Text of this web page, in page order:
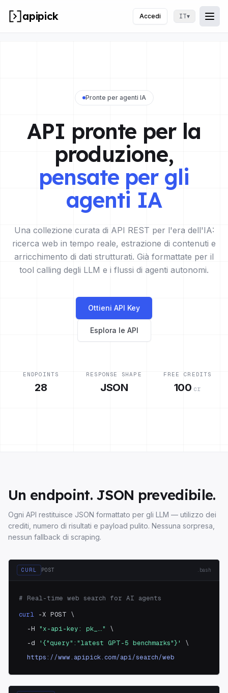
apipick Accedi IT▾
Apri
Pronte per agenti IA
API pronte per la
produzione,
pensate per gli
agenti IA
Una collezione curata di API REST per l'era dell'IA:
ricerca web in tempo reale, estrazione di contenuti e
arricchimento di dati strutturati. Già formattate per il
tool calling degli LLM e i flussi di agenti autonomi.
Ottieni API Key
Esplora le API
ENDPOINTS
28
RESPONSE SHAPE
JSON
FREE CREDITS
100 cr
Un endpoint. JSON prevedibile.
Ogni API restituisce JSON formattato per gli LLM — utilizzo dei
crediti, numero di risultati e payload pulito. Nessuna sorpresa,
nessun fallback di scraping.
CURL POST bash
# Real-time web search for AI agents
curl -X POST \
-H "x-api-key: pk_…"
\
-d
'{"query":"latest GPT-5 benchmarks"}'
\
https://www.apipick.com/api/search/web